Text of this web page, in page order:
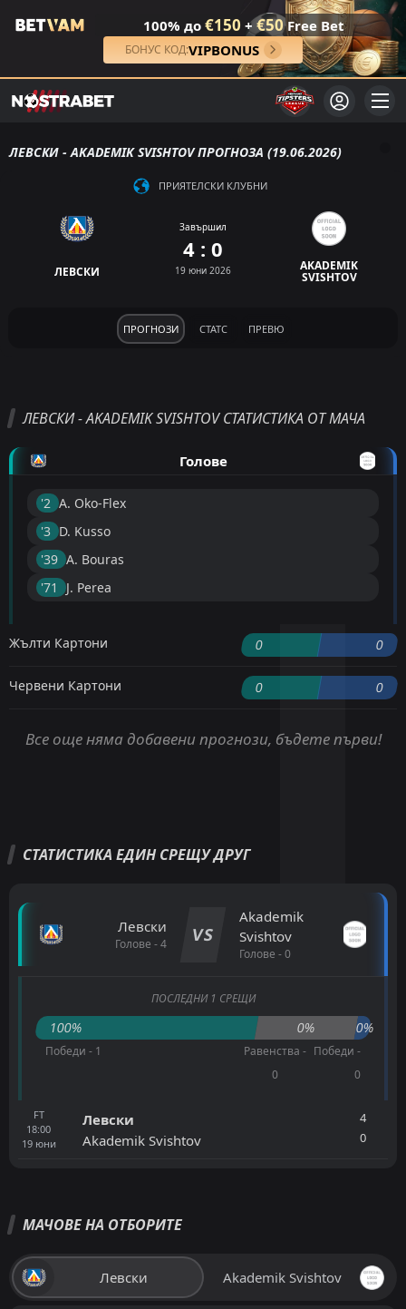
100% до €150 + €50Free Bet
БОНУС КОД:VIPBONUS
ЛЕВСКИ - AKADEMIK SVISHTOV ПРОГНОЗА (19.06.2026)
ПРИЯТЕЛСКИ КЛУБНИ
ЛЕВСКИ
Завършил
4 : 0
19 юни 2026 AKADEMIK
SVISHTOV
ПРОГНОЗИ СТАТС ПРЕВЮ
ЛЕВСКИ - AKADEMIK SVISHTOV СТАТИСТИКА ОТ МАЧА
Голове
'2 ︎ A. Oko-Flex
'3 ︎ D. Kusso
'39 ︎ A. Bouras
'71 ︎
J. Perea
Жълти Картони 0 0
Червени Картони 0 0
Все още няма добавени прогнози, бъдете първи!
СТАТИСТИКА ЕДИН СРЕЩУ ДРУГ
Левски
Голове - 4 VS
Akademik
Svishtov
Голове - 0
ПОСЛЕДНИ 1 СРЕЩИ
100% 0% 0%
Победи - 1
Равенства -
0
Победи -
0
FT
18:00
19 юни
Левски
Akademik Svishtov
4
0
МАЧОВЕ НА ОТБОРИТЕ
Левски Akademik Svishtov